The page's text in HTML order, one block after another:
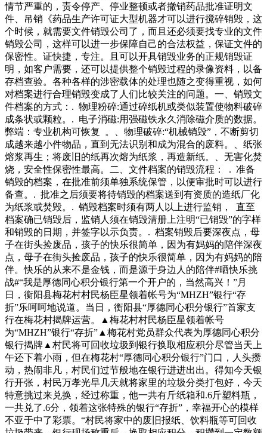
情节严重的，责令停产、停业整顿或者撤销药品批准证明文
件、吊销《药品生产许可证大型机器才可以进行搅碎销毁，这
个时候，就需要文件销毁公司了，而且还必须要找专业的文件
销毁公司，这样可以进一步保障自己的合法权益，保证文件的
保密性。证快捷，专注。且可以开具销毁业务的正规销毁证
明，如客户需要，还可以提供整个销毁过程的录像资料，以备
存档查验。各种各样的涉密载体的处理也随之变得重视，如何
对档案进行合理销毁变成了人们比较关注的问题。一、销毁文
件档案的方式：. 物理粉碎:通过碎纸机或类似装置使物料破碎
成条状或颗粒。. 电子消磁:用强磁铁永久消除磁介质的数据。
弊端：专业机构可恢复 。、物理破碎:“机械销毁”，不断剪切
成越来越小件物品，直到无法识别和成为混合的废料。、纸张
熔浆再生；将废旧的纸再次熔为纸浆，再造新纸。、无害化焚
烧，安全性保密性最高。二、文件档案的销毁流程： . 准备
销毁的档案，在批准前须单独系统保管，以便审批时可以进行
备查。. 批准之后须要将待销毁的档案送到有资质的造纸厂化
为纸浆或焚毁。. 销毁档案时须有两人以上进行监销， 直至
档案确已销毁后，监销人须在销毁清册上注明“已销毁”的字样
和销毁的日期，并签字以示负责。. 档案销毁后要深夜点，母
子在街头捡废品，孩子的快乐很简单，因为有妈妈的陪伴深夜
点，母子在街头捡废品，孩子的快乐很简单，因为有妈妈的陪
伴。快乐的从来不是金钱，而是源于身边人的陪伴#晒快乐挑
战#“我是厚德同心积分银行第一个开户的，当然高兴！”月
日，衡阳县梅花村村民杨臣星领着帐号为“MHZH”银行“存
折”乐呵呵地说道。当日，衡阳县“厚德同心积分银行”首家支
行在梅花村揭牌运营。▲梅花村村民杨臣星领着帐号
为“MHZH”银行“存折”▲梅花村党员群众代表为厚德同心积分
银行揭牌▲村民将可回收垃圾到银行换取相应积分尽管当天上
午还下着小雨，但在梅花村“厚德同心积分银行”门口，人头攒
动，热闹非凡，村民们过节般地在银行进进出出。得知今天银
行开张，村民万孝光早几天就将家里的垃圾分类打包好，今天
特意挑过来兑换，经过称重，他一共有斤纸箱和.6斤塑料瓶，
一共兑了.6分，领着这张特殊的银行“存折”，幸福开心的模样
不亚于中了彩票。“村民将家中的废旧报纸、饮料瓶等可回收